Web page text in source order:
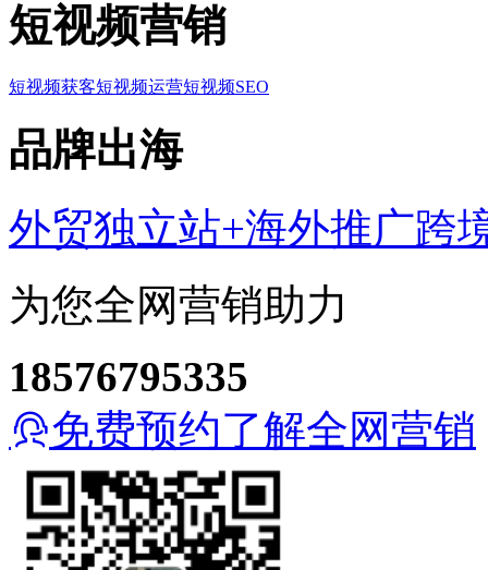
短视频营销
短视频获客短视频运营短视频SEO
品牌出海
外贸独立站+海外推广跨
为您全网营销助力
18576795335
免费预约了解全网营销